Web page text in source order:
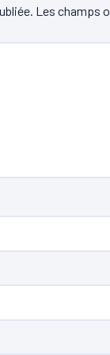
Les champs